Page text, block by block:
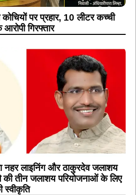
पर प्रहार, 10 लीटर कच्ची
गिरफ्तार
नहर लाइनिंग और ठाकुरदेव जलाशय
की तीन जलाशय परियोजनाओं के लिए
स्वीकृति